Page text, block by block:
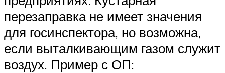
перезаправка не имеет значения
для госинспектора, но возможна,
если выталкивающим газом служит
воздух. Пример с ОП: